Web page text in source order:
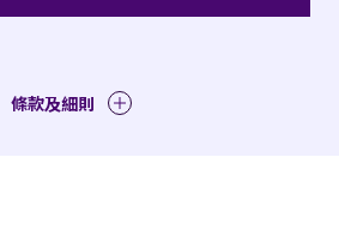
條款及細則